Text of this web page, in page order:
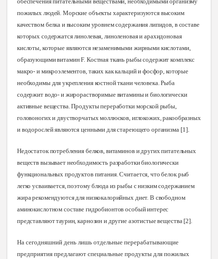
пожилых людей. Морские объекты характеризуются высоким
качеством белка и высоким уровнем содержания липидов, в составе
которых содержатся линолевая, линоленовая и арахидоновая
кислоты, которые являются незаменимыми жирными кислотами,
образующими витамин F. Костная ткань рыбы содержит комплекс
макро- и микроэлементов, таких как кальций и фосфор, которые
необходимы для укрепления костной ткани человека. Рыба
содержит водо- и жирорастворимые витамины и биологически
активные вещества. Продукты переработки морской рыбы,
головоногих и двустворчатых моллюсков, иглокожих, ракообразных
и водорослей являются ценными для стареющего организма [1].
Недостаток потребления белков, витаминов и других питательных
веществ вызывает необходимость разработки биологически
функциональных продуктов питания. Считается, что белок рыб
легко усваивается, поэтому блюда из рыбы с низким содержанием
жира рекомендуются для низкокалорийных диет. В свободном
аминокислотном составе гидробионтов особый интерес
представляют таурин, карнозин и другие азотистые вещества [2]
На сегодняшний день лишь отдельные перерабатывающие
предприятия предлагают специальные продукты для пожилых